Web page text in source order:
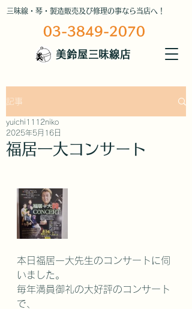
三味線・琴・製造販売及び修理の事なら当店へ！
美鈴屋三味線店
03-3849-2070
記事
福居一大コンサート
yuichi1112niko
2025年5月16日
本日福居一大先生のコンサートに伺
いました。
毎年満員御礼の大好評のコンサート
で、